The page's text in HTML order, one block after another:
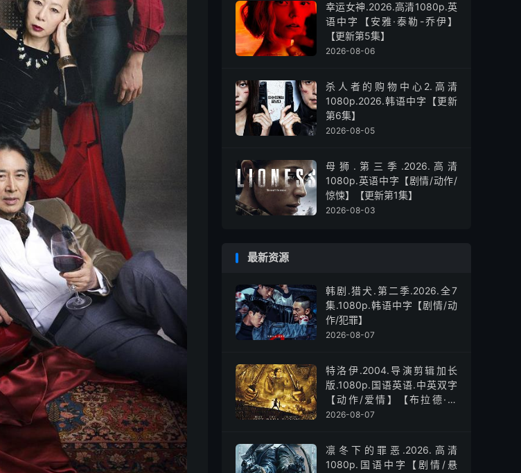
幸运女神.2026.高清1080p.英
语中字【安雅·泰勒-乔伊】
【更新第5集】
2026-08-06
杀人者的购物中心2.高清
1080p.2026.韩语中字【更新
第6集】
2026-08-05
母狮.第三季.2026.高清
1080p.英语中字【剧情/动作/
惊悚】【更新第1集】
2026-08-03
最新资源
韩剧.猎犬.第二季.2026.全7
集.1080p.韩语中字【剧情/动
作/犯罪】
2026-08-07
特洛伊.2004.导演剪辑加长
版.1080p.国语英语.中英双字
【动作/爱情】【布拉德·皮
特】
2026-08-07
凛冬下的罪恶.2026.高清
1080p.国语中字【剧情/悬